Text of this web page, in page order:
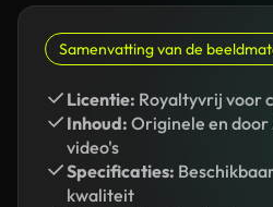
Samenvatting van de
Licentie: Royaltyvrij voor
Inhoud: Originele en door
video's
Specificaties:
kwaliteit